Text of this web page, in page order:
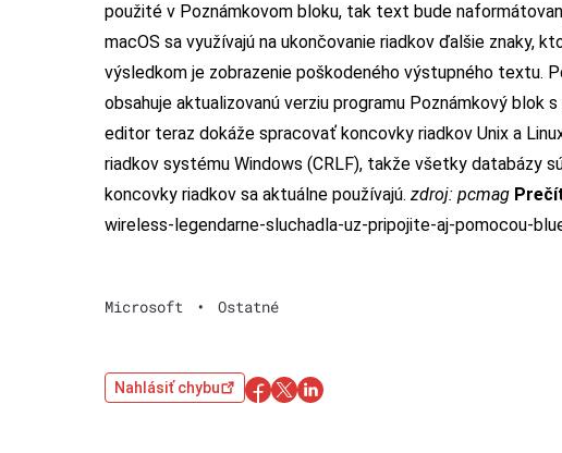
použité v Poznámkovom bloku, tak text bude
macOS sa využívajú na ukončovanie riadkov ďalšie znaky,
výsledkom je zobrazenie poškodeného výstupného textu.
obsahuje aktualizovanú verziu programu Poznámkový blok
editor teraz dokáže spracovať koncovky riadkov Unix a
riadkov systému Windows (CRLF), takže všetky databázy
koncovky riadkov sa aktuálne používajú. zdroj: pcmag
wireless-legendarne-sluchadla-uz-pripojite-aj-pomocou-
Microsoft • Ostatné
Nahlásiť chybu